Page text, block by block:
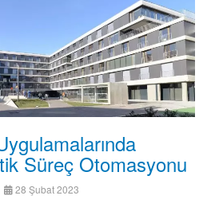
Süreç Otomasyonu
28 Şubat 2023